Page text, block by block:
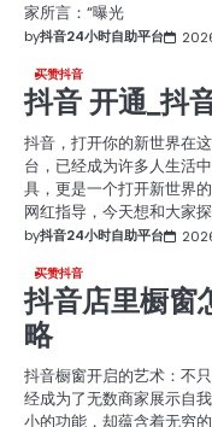
家所言：“曝光
by抖音24小时自助平台
买赞抖音
抖音 开通_抖
抖音，打开你的新世界在
台，已经成为许多人生活
具，更是一个打开新世界
网红指导，今天想和大家
by抖音24小时自助平台
买赞抖音
抖音店里橱窗
略
抖音橱窗开启的艺术：不
经成为了无数商家展示自
小的功能，却蕴含着无穷